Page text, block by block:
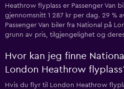
Heathrow flyplass er Passenger Van
gjennomsnitt 1 287 kr per dag. 29 %
Passenger Van biler fra National på
grunn av pris, tilgjengelighet og
Hvor kan jeg finne
London Heathrow
Hvis du flyr til London Heathrow